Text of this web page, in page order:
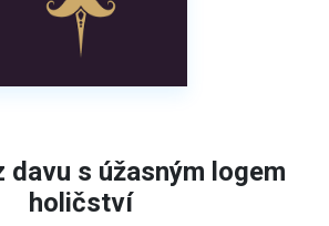
davu s úžasným logem
holičství